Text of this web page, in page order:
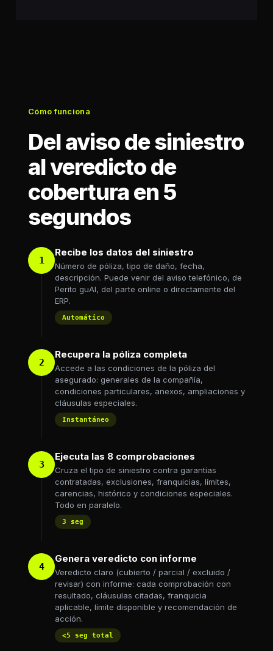
Cómo funciona
Del aviso de siniestro
al veredicto de
cobertura en 5
segundos
1
Recibe los datos del siniestro
Número de póliza, tipo de daño, fecha,
descripción. Puede venir del aviso telefónico, de
Perito guAI, del parte online o directamente del
ERP.
Automático
2
Recupera la póliza completa
Accede a las condiciones de la póliza del
asegurado: generales de la compañía,
condiciones particulares, anexos, ampliaciones y
cláusulas especiales.
Instantáneo
3
Ejecuta las 8 comprobaciones
Cruza el tipo de siniestro contra garantías
contratadas, exclusiones, franquicias, límites,
carencias, histórico y condiciones especiales.
Todo en paralelo.
3 seg
4
Genera veredicto con informe
Veredicto claro (cubierto / parcial / excluido /
revisar) con informe: cada comprobación con
resultado, cláusulas citadas, franquicia
aplicable, límite disponible y recomendación de
acción.
<5 seg total